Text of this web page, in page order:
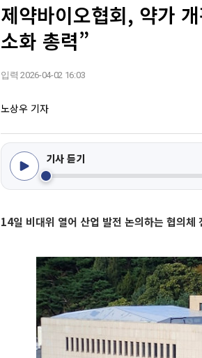
제약바이오협회, 약가
소화 총력”
입력 2026-04-02 16:03
노상우 기자
기사 듣기
14일 비대위 열어 산업 발전 논의하는 협의체